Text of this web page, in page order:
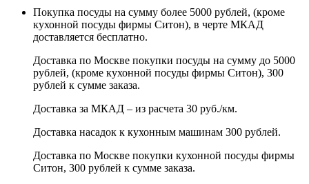
Покупка посуды на сумму более 5000 рублей, (кроме
кухонной посуды фирмы Ситон), в черте МКАД
доставляется бесплатно.
Доставка по Москве покупки посуды на сумму до 5000
рублей, (кроме кухонной посуды фирмы Ситон), 300
рублей к сумме заказа.
Доставка за МКАД – из расчета 30 руб./км.
Доставка насадок к кухонным машинам 300 рублей.
Доставка по Москве покупки кухонной посуды фирмы
Ситон, 300 рублей к сумме заказа.